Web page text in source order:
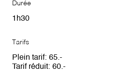
Durée
1h30
Tarifs
Plein tarif 65
Tarif réduit 60